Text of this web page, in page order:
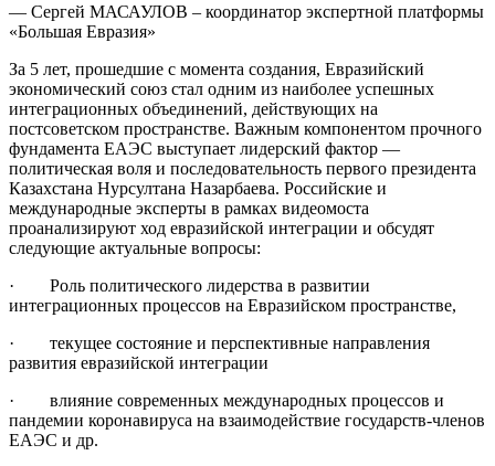
— Сергей МАСАУЛОВ – координатор экспертной платформы
«Большая Евразия»
За 5 лет, прошедшие с момента создания, Евразийский
экономический союз стал одним из наиболее успешных
интеграционных объединений, действующих на
постсоветском пространстве. Важным компонентом прочного
фундамента ЕАЭС выступает лидерский фактор —
политическая воля и последовательность первого президента
Казахстана Нурсултана Назарбаева. Российские и
международные эксперты в рамках видеомоста
проанализируют ход евразийской интеграции и обсудят
следующие актуальные вопросы:
· Роль политического лидерства в развитии
интеграционных процессов на Евразийском пространстве,
· текущее состояние и перспективные направления
развития евразийской интеграции
· влияние современных международных процессов и
пандемии коронавируса на взаимодействие государств-членов
ЕАЭС и др.